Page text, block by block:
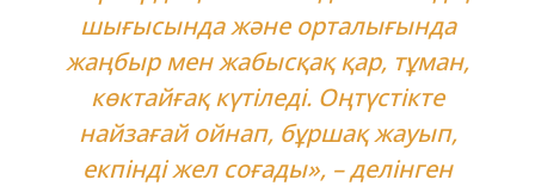
шығысында және орталығында
жаңбыр мен жабысқақ қар, тұман,
көктайғақ күтіледі. Оңтүстікте
найзағай ойнап, бұршақ жауып,
екпінді жел соғады», – делінген